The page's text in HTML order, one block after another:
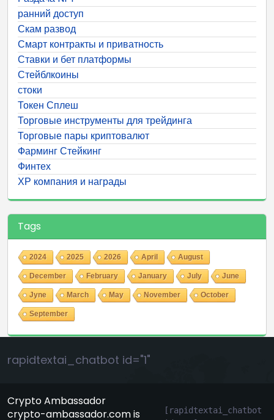
ранний доступ
Скам развод
Смарт контракты и приватность
Ставки и бет платформы
Стейблкоины
стоки
Токен Сплеш
Торговые инструменты для трейдинга
Торговые пары криптовалют
Фарминг Стейкинг
Финтех
ХР компания и награды
Tags
2024 2025 2026 April August
December February January July June
Jyne March May November October
September
rapidtextai_chatbot id="1"
Crypto Ambassador
crypto-ambassador.com is
[rapidtextai_chatbot